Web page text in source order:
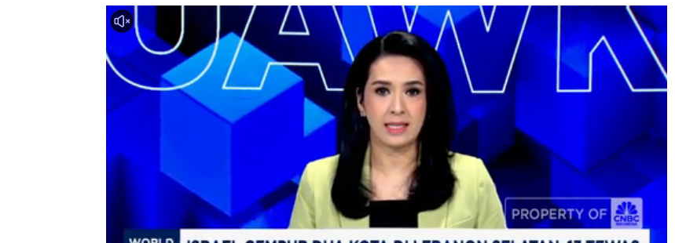
Jakarta, CNBC Indonesia -
Ketegangan di perbatasan Israel-Lebanon kembali meningkat tajam.
Militer Israel pada Rabu, 19 November, melancarkan serangan udara ke dua kota di Lebanon Selatan,
Deir Kifa dan Shehur, yang diklaim sebagai markas serta infrastruktur militer kelompok Hizbullah.
Serangan ini menewaskan 13 orang, sebagian besar berada di sebuah kamp pengungsi Palestina,
dalam insiden yang disebut sebagai serangan paling mematikan sejak gencatan senjata tahun 2024.
Selengkapnya dalam program Squawk Box CNBC Indonesia (Kamis, 20/11/2025) berikut ini.